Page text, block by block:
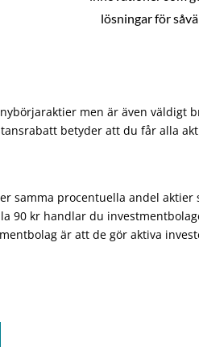
lösningar för
men är även väldigt
betyder att du får alla
samma procentuella andel aktier
90 kr handlar du
är att de gör aktiva